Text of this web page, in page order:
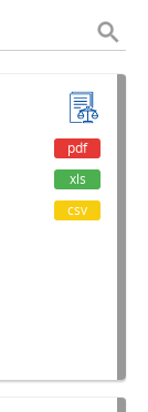
pdf
xls
csv